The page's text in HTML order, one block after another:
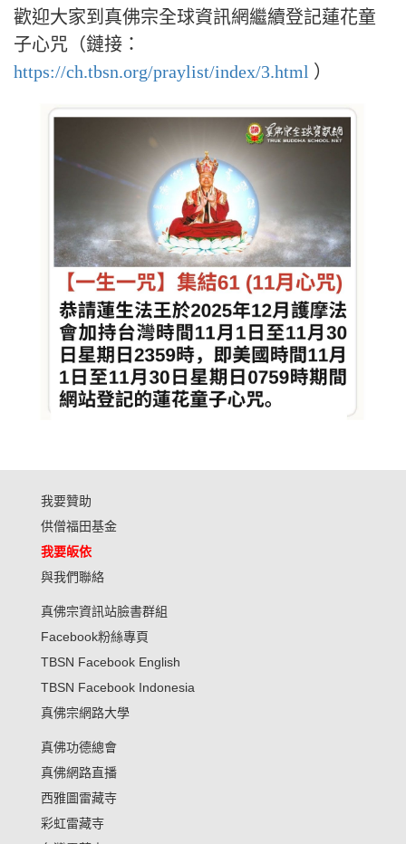
歡迎大家到真佛宗全球資訊網繼續登記蓮花童
子心咒（鏈接：
https://ch.tbsn.org/praylist/index/3.html ）
我要贊助
供僧福田基金
我要皈依
與我們聯絡
真佛宗資訊站臉書群組
Facebook粉絲專頁
TBSN Facebook English
TBSN Facebook Indonesia
真佛宗網路大學
真佛功德總會
真佛網路直播
西雅圖雷藏寺
彩虹雷藏寺